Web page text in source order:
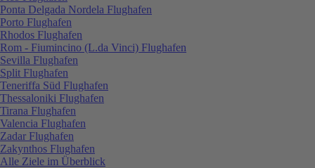
Ponta Delgada Nordela Flughafen
Porto Flughafen
Rhodos Flughafen
Rom - Fiumincino (L.da Vinci) Flughafen
Sevilla Flughafen
Split Flughafen
Teneriffa Süd Flughafen
Thessaloniki Flughafen
Tirana Flughafen
Valencia Flughafen
Zadar Flughafen
Zakynthos Flughafen
Alle Ziele im Überblick